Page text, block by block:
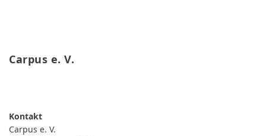
Carpus e. V.
Carpus e. V.